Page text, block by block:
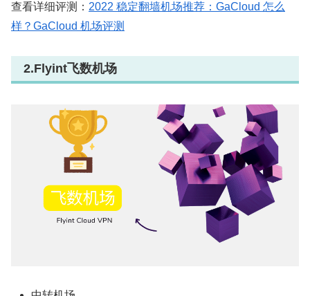
查看详细评测： 2022 稳定翻墙机场推荐：GaCloud 怎么
样？GaCloud 机场评测
2.Flyint飞数机场